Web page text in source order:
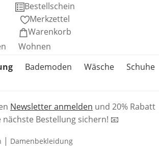
Bestellschein
Merkzettel
Warenkorb
überspringen
Wohnen
Bademoden Wäsche Schuhe
Newsletter anmelden und 20% Rabatt
nächste Bestellung sichern! 📧
| Damenbekleidung